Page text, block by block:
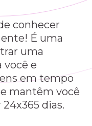
conhecer
É uma
uma
você e
em tempo
mantêm você
dias.